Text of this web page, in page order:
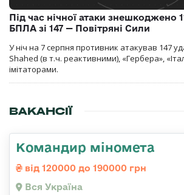
Під час нічної атаки знешкоджено
БПЛА зі 147 — Повітряні Сили
У ніч на 7 серпня противник атакував 147
Shahed (в т.ч. реактивними), «Гербера»,
імітаторами.
ВАКАНСІЇ
Командир міномета
від 120000 до 190000 грн
Вся Україна